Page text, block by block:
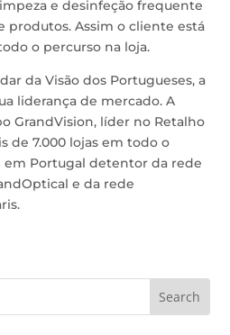
e desinfeção frequente
produtos. Assim o cliente está
o percurso na loja.
da Visão dos Portugueses, a
liderança de mercado. A
GrandVision, líder no Retalho
de 7.000 lojas em todo o
Portugal detentor da rede
e da rede